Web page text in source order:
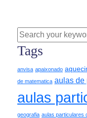
Tags
anvisa apaixonado
de matematica aulas de
aulas
geografia aulas particulares